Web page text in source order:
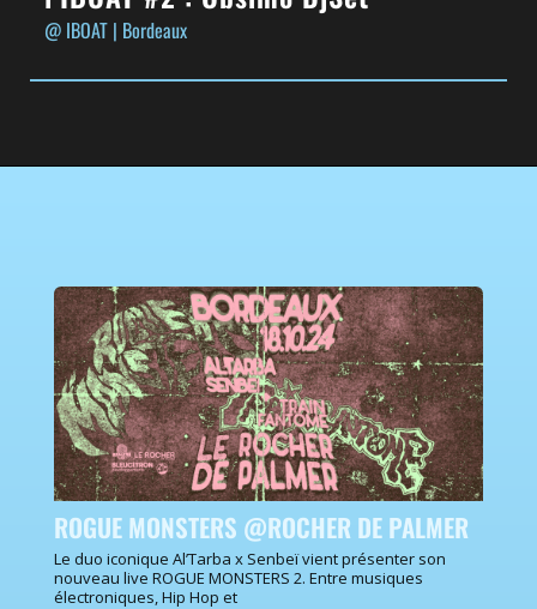
@ IBOAT | Bordeaux
ROGUE MONSTERS @ROCHER DE PALMER
Le duo iconique Al’Tarba x Senbeï vient présenter son
nouveau live ROGUE MONSTERS 2. Entre musiques
électroniques, Hip Hop et